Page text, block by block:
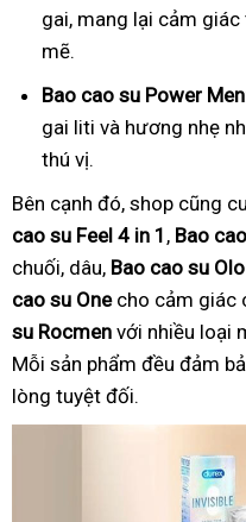
gai, mang lại cảm
mẽ.
Bao cao su Power Men
gai liti và hương nhẹ
thú vị.
Bên cạnh đó, shop cũng
cao su Feel 4 in 1 , Bao
chuối, dâu, Bao cao su Olo
cao su Onecho cảm giác
su Rocmen với nhiều loại
Mỗi sản phẩm đều đảm
lòng tuyệt đối.